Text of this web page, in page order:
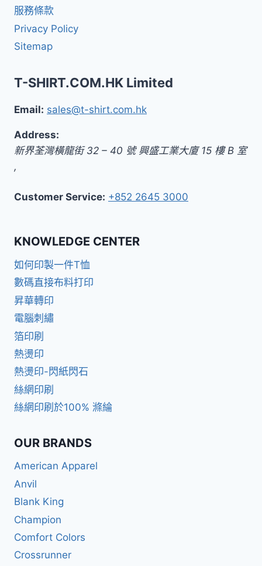
服務條款
Privacy Policy
Sitemap
T-SHIRT.COM.HK Limited
Email: sales@t-shirt.com.hk
Address:
新界荃灣橫龍街 32 – 40 號 興盛工業大廈 15 樓 B 室
,
Customer Service: +852 2645 3000
KNOWLEDGE CENTER
如何印製一件T恤
數碼直接布料打印
昇華轉印
電腦刺繡
箔印刷
熱燙印
熱燙印-閃紙閃石
絲網印刷
絲網印刷於100% 滌綸
OUR BRANDS
American Apparel
Anvil
Blank King
Champion
Comfort Colors
Crossrunner